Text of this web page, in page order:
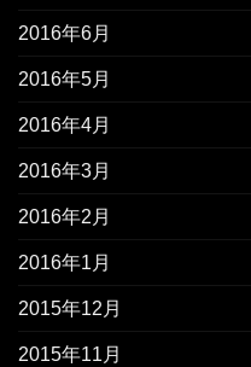
2016年6月
2016年5月
2016年4月
2016年3月
2016年2月
2016年1月
2015年12月
2015年11月